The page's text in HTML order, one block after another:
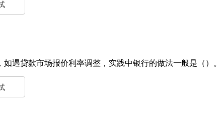
遇贷款市场报价利率调整，实践中银行的做法一般是（）。